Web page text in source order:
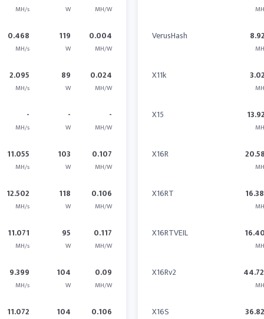
MH/s W MH/W
0.468
MH/s
119
W
0.004
MH/W
2.095
MH/s
89
W
0.024
MH/W
-
MH/s
-
W
-
MH/W
11.055
MH/s
103
W
0.107
MH/W
12.502
MH/s
118
W
0.106
MH/W
11.071
MH/s
95
W
0.117
MH/W
9.399
MH/s
104
W
0.09
MH/W
11.072 104 0.106
VerusHash
X11k
X15
X16R
X16RT
X16RTVEIL
X16Rv2
X16S